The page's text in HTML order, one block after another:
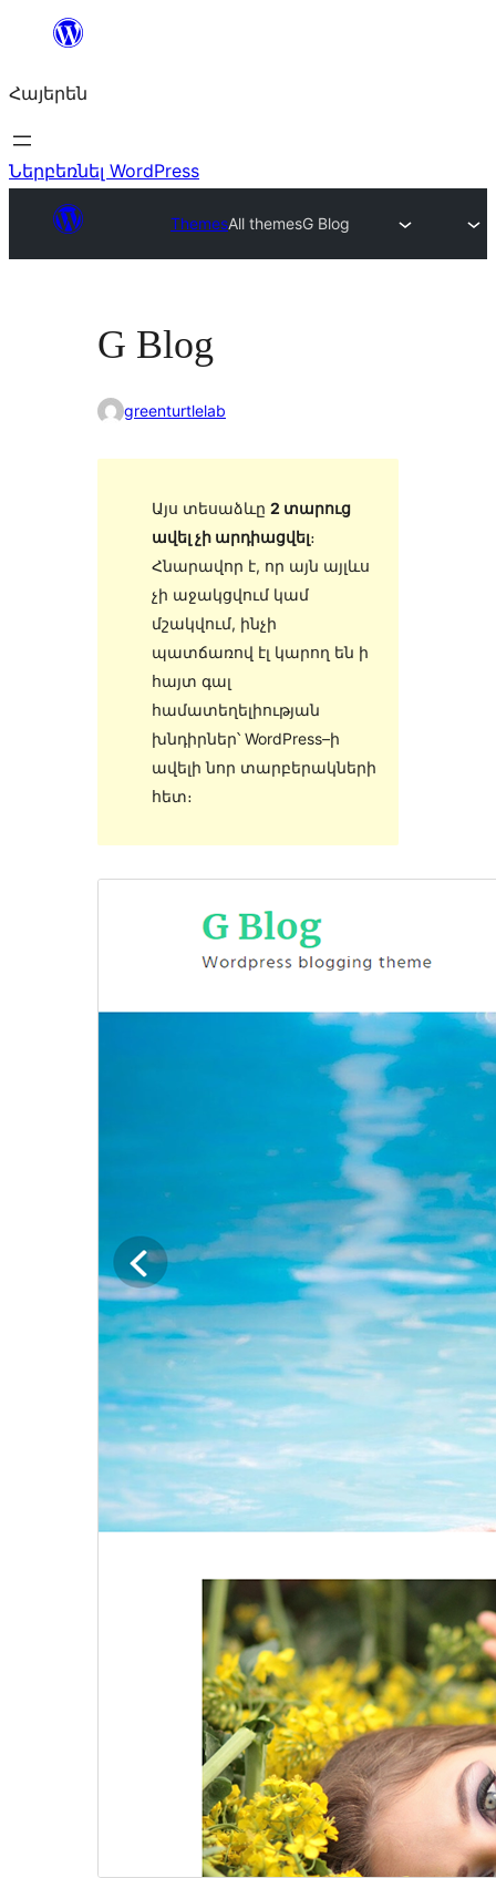
Անցնել
Հայերեն
Ներբեռնել WordPress
ThemesAll themesG Blog
G Blog
greenturtlelab
Այս տեսաձևը 2 տարուց
ավել չի արդիացվել։
Հնարավոր է, որ այն այլևս
չի աջակցվում կամ
մշակվում, ինչի
պատճառով էլ կարող են ի
հայտ գալ
համատեղելիության
խնդիրներ՝ WordPress–ի
ավելի նոր տարբերակների
հետ։